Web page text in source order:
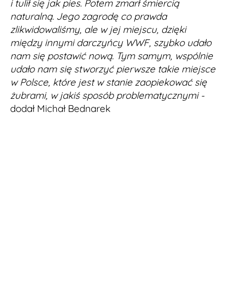
i tulił się jak pies. Potem zmarł śmiercią
naturalną. Jego zagrodę co prawda
zlikwidowaliśmy, ale w jej miejscu, dzięki
między innymi darczyńcy WWF, szybko udało
nam się postawić nową. Tym samym, wspólnie
udało nam się stworzyć pierwsze takie miejsce
w Polsce, które jest w stanie zaopiekować się
żubrami, w jakiś sposób problematycznymi -
dodał Michał Bednarek